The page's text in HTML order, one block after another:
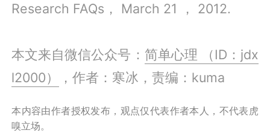
Research FAQs， March 21 ， 2012.
本文来自微信公众号： 简单心理 （ID：jdx
l2000）
，作者：寒冰，责编：kuma
本内容由作者授权发布，观点仅代表作者本人，不代表虎
嗅立场。